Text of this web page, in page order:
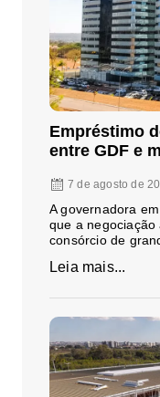
Empréstimo
entre GDF e
7 de agosto de
A governadora
que a negociação
consórcio de
Leia mais...